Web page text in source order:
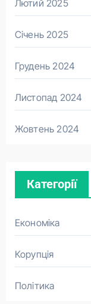
Лютий 2025
Січень 2025
Грудень 2024
Листопад 2024
Жовтень 2024
Категорії
Економіка
Корупція
Політика